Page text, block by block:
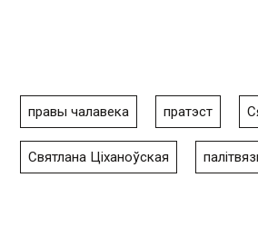
правы чалавека пратэст
Святлана Ціханоўская